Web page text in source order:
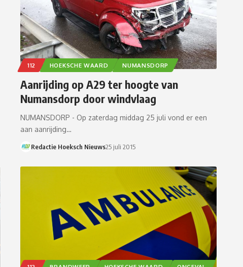
112 HOEKSCHE WAARD NUMANSDORP
Aanrijding op A29 ter hoogte van
Numansdorp door windvlaag
NUMANSDORP - Op zaterdag middag 25 juli vond er een
aan aanrijding…
Redactie Hoeksch Nieuws25 juli 2015